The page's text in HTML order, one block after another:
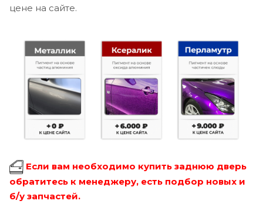
цене на сайте.
Если вам необходимо купить заднюю дверь
обратитесь к менеджеру, есть подбор новых и
б/у запчастей.